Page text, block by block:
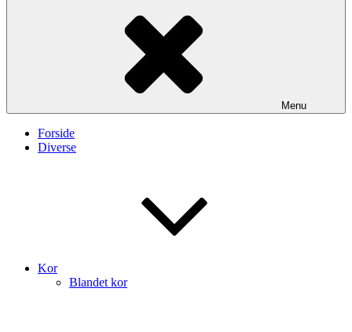
Menu
Forside
Diverse
Kor
Blandet kor